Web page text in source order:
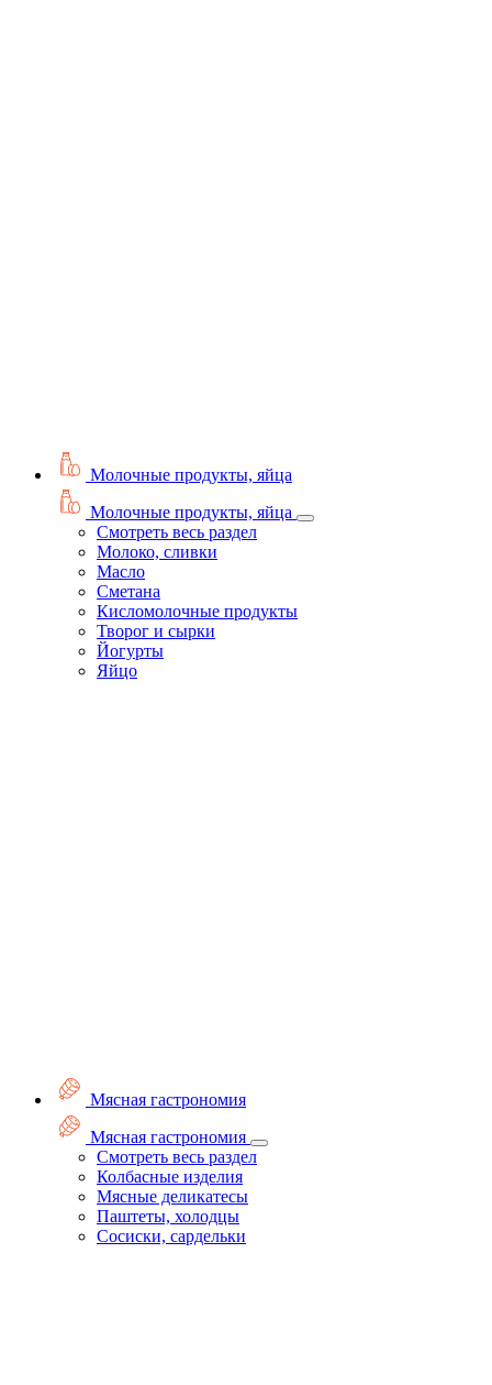
Молочные продукты, яйца
Молочные продукты, яйца
Смотреть весь раздел
Молоко, сливки
Масло
Сметана
Кисломолочные продукты
Творог и сырки
Йогурты
Яйцо
Мясная гастрономия
Мясная гастрономия
Смотреть весь раздел
Колбасные изделия
Мясные деликатесы
Паштеты, холодцы
Сосиски, сардельки